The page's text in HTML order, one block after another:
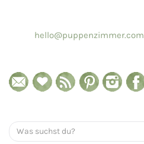
hello@puppenzimmer.com
Search
for: